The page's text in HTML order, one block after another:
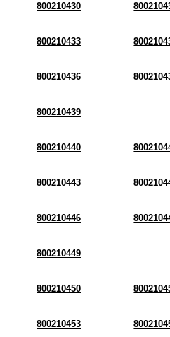
800210430
800210433
800210436
800210439
800210440
800210443
800210446
800210449
800210450
800210453